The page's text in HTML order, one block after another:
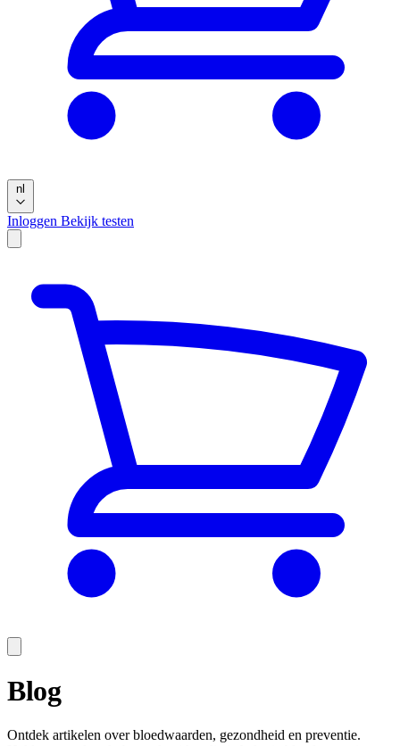
nl
Inloggen Bekijk testen
Blog
Ontdek artikelen over bloedwaarden, gezondheid en preventie.